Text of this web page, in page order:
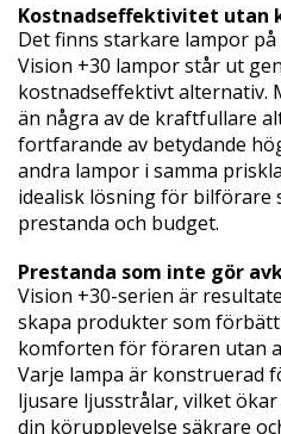
Kostnadseffektivitet utan
Det finns starkare lampor
Vision +30 lampor står ut
kostnadseffektivt alternativ.
än några av de kraftfullare
fortfarande av betydande
andra lampor i samma
idealisk lösning för bilförare
prestanda och budget.
Prestanda som inte gör
Vision +30-serien är
skapa produkter som
komforten för föraren utan
Varje lampa är konstruerad
ljusare ljusstrålar, vilket
din körupplevelse säkrare